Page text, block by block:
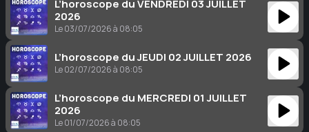
L’horoscope du VENDREDI 03 JUILLET
2026
Le 03/07/2026 à 08:05
L’horoscope du JEUDI 02 JUILLET 2026
Le 02/07/2026 à 08:05
L’horoscope du MERCREDI 01 JUILLET
2026
Le 01/07/2026 à 08:05